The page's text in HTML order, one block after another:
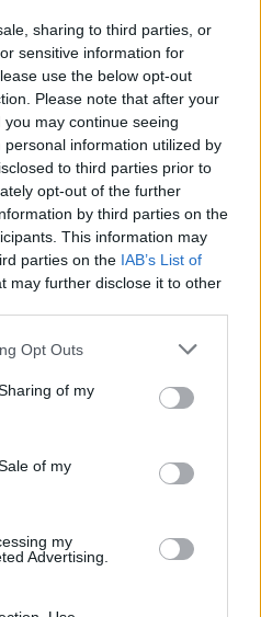
sharing to third parties, or
sensitive information for
use the below opt-out
Please note that after your
may continue seeing
information utilized by
to third parties prior to
opt-out of the further
by third parties on the
This information may
parties on the IAB’s List of
may further disclose it to other
Opt Outs
of my
of my
my
Advertising.
įrašai
00:00:57
karštas: temperatūra kils iki
Vakarinis aplinkkelis: